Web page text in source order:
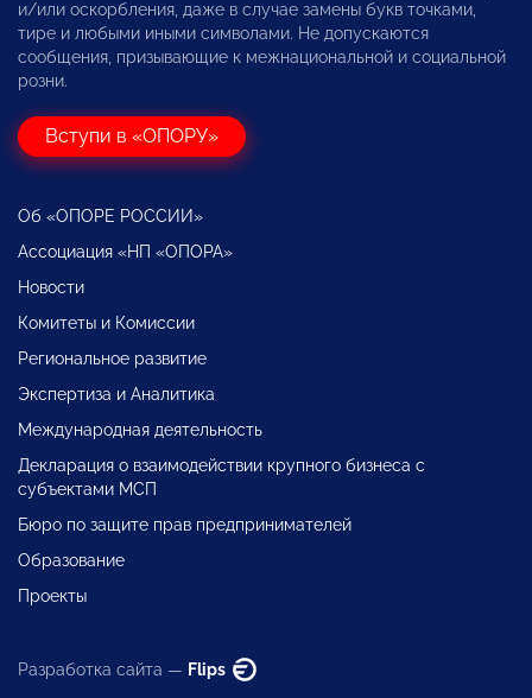
и/или оскорбления, даже в случае замены букв точками,
тире и любыми иными символами. Не допускаются
сообщения, призывающие к межнациональной и социальной
розни.
Вступи в «ОПОРУ»
Об «ОПОРЕ РОССИИ»
Ассоциация «НП «ОПОРА»
Новости
Комитеты и Комиссии
Региональное развитие
Экспертиза и Аналитика
Международная деятельность
Декларация о взаимодействии крупного бизнеса с
субъектами МСП
Бюро по защите прав предпринимателей
Образование
Проекты
Разработка сайта — Flips